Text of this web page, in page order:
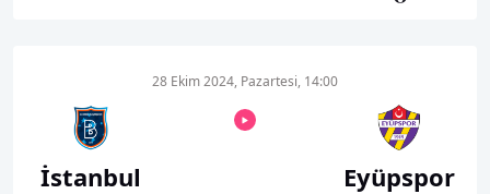
İstanbul
28 Ekim 2024, Pazartesi, 14:00
Eyüpspor